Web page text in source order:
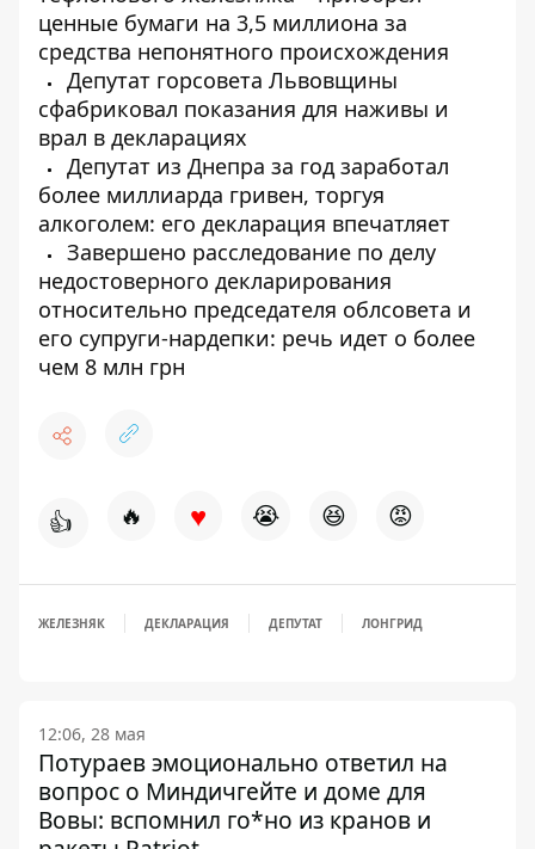
ценные бумаги на 3,5 миллиона за
средства непонятного происхождения
Депутат горсовета Львовщины
сфабриковал показания для наживы и
врал в декларациях
Депутат из Днепра за год заработал
более миллиарда гривен, торгуя
алкоголем: его декларация впечатляет
Завершено расследование по делу
недостоверного декларирования
относительно председателя облсовета и
его супруги-нардепки: речь идет о более
чем 8 млн грн
👍 🔥 ♥ 😭 😆 😡
ЖЕЛЕЗНЯК ДЕКЛАРАЦИЯ ДЕПУТАТ ЛОНГРИД
12:06, 28 мая
Потураев эмоционально ответил на
вопрос о Миндичгейте и доме для
Вовы: вспомнил го*но из кранов и